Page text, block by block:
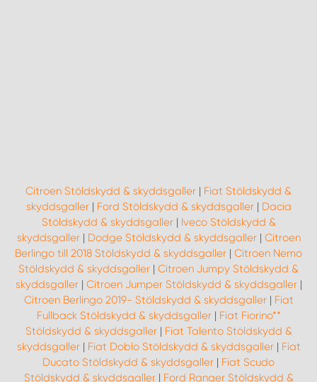
Citroen Stöldskydd & skyddsgaller | Fiat Stöldskydd &
skyddsgaller| Ford Stöldskydd & skyddsgaller| Dacia
Stöldskydd & skyddsgaller| Iveco Stöldskydd &
skyddsgaller| Dodge Stöldskydd & skyddsgaller| Citroen
Berlingo till 2018 Stöldskydd & skyddsgaller | Citroen Nemo
Stöldskydd & skyddsgaller | Citroen Jumpy Stöldskydd &
skyddsgaller| Citroen Jumper Stöldskydd & skyddsgaller|
Citroen Berlingo 2019- Stöldskydd & skyddsgaller| Fiat
Fullback Stöldskydd & skyddsgaller| Fiat Fiorino**
Stöldskydd & skyddsgaller| Fiat Talento Stöldskydd &
skyddsgaller| Fiat Doblo Stöldskydd & skyddsgaller| Fiat
Ducato Stöldskydd & skyddsgaller | Fiat Scudo
Stöldskydd & skyddsgaller| Ford Ranger Stöldskydd &
WORK SYSTEM STOCKHOLM NORR
WORK SYSTEM STOCKHOLM SYD
WORK SYSTEM SUNDSVALL
WORK SYSTEM TRESTAD
WORK SYSTEM UMEÅ